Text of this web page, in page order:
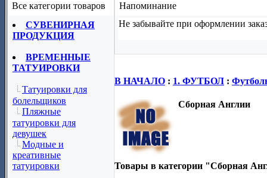
Все категории товаров
СУВЕНИРНАЯ
ПРОДУКЦИЯ
ВРЕМЕННЫЕ
ТАТУИРОВКИ
Татуировки для
болельщиков
Пляжные
татуировки для
девушек
Модные и
креативные
татуировки
Напоминание
Не забывайте при оформлении
В НАЧАЛО : 1. ФУТБОЛ :
Сборная Англии
Товары в категории "Сборная